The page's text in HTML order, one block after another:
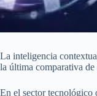
La inteligencia
la última comparativa
En el sector tecnológico